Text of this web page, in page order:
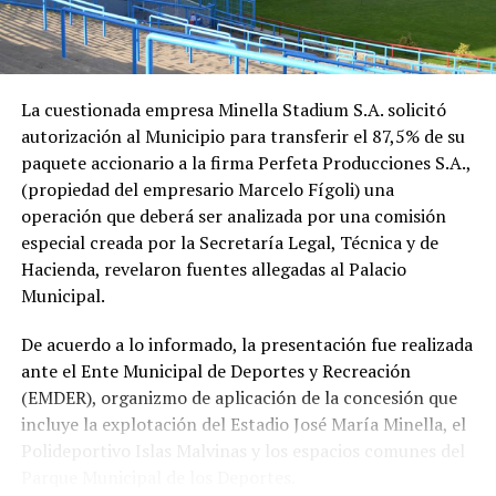
La cuestionada empresa Minella Stadium S.A. solicitó
autorización al Municipio para transferir el 87,5% de su
paquete accionario a la firma Perfeta Producciones S.A.,
(propiedad del empresario Marcelo Fígoli) una
operación que deberá ser analizada por una comisión
especial creada por la Secretaría Legal, Técnica y de
Hacienda, revelaron fuentes allegadas al Palacio
Municipal.
De acuerdo a lo informado, la presentación fue realizada
ante el Ente Municipal de Deportes y Recreación
(EMDER), organizmo de aplicación de la concesión que
incluye la explotación del Estadio José María Minella, el
Polideportivo Islas Malvinas y los espacios comunes del